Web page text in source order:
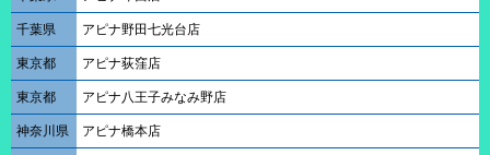
千葉県 アピナ野田七光台店
東京都 アピナ荻窪店
東京都 アピナ八王子みなみ野店
神奈川県 アピナ橋本店